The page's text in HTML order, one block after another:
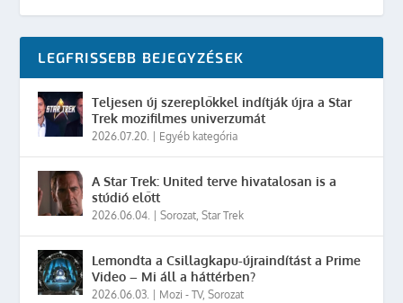
LEGFRISSEBB BEJEGYZÉSEK
Teljesen új szereplőkkel indítják újra a Star
Trek mozifilmes univerzumát
2026.07.20. | Egyéb kategória
A Star Trek: United terve hivatalosan is a
stúdió előtt
2026.06.04. |Sorozat ,Star Trek
Lemondta a Csillagkapu-újraindítást a Prime
Video – Mi áll a háttérben?
2026.06.03. | Mozi - TV,Sorozat